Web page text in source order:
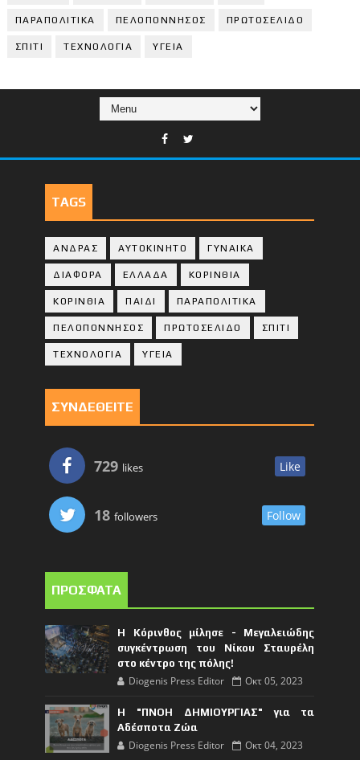
ΠΑΡΑΠΟΛΙΤΙΚΑ ΠΕΛΟΠΟΝΝΗΣΟΣ ΠΡΩΤΟΣΕΛΙΔΟ
ΣΠΙΤΙ ΤΕΧΝΟΛΟΓΙΑ ΥΓΕΙΑ
TAGS
ΑΝΔΡΑΣ ΑΥΤΟΚΙΝΗΤΟ ΓΥΝΑΙΚΑ
ΔΙΑΦΟΡΑ ΕΛΛΑΔΑ ΚΟΡΙΝΘΙΑ
ΚΟΡΙΝΘΙA ΠΑΙΔΙ ΠΑΡΑΠΟΛΙΤΙΚΑ
ΠΕΛΟΠΟΝΝΗΣΟΣ ΠΡΩΤΟΣΕΛΙΔΟ ΣΠΙΤΙ
ΤΕΧΝΟΛΟΓΙΑ ΥΓΕΙΑ
ΣΥΝΔΕΘΕΙΤΕ
729 likes Like
18 followers Follow
ΠΡΟΣΦΑΤΑ
Η Κόρινθος μίλησε - Μεγαλειώδης
συγκέντρωση του Νίκου Σταυρέλη
στο κέντρο της πόλης!
Diogenis Press Editor Οκτ 05, 2023
Η "ΠΝΟΗ ΔΗΜΙΟΥΡΓΙΑΣ" για τα
Αδέσποτα Ζώα
Diogenis Press Editor Οκτ 04, 2023